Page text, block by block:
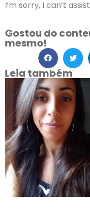
I’m sorry, I can’t
Gostou do
mesmo!
Leia também